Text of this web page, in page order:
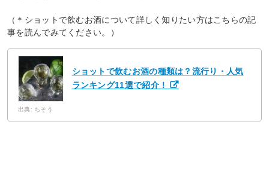
（＊ショットで飲むお酒について詳しく知りたい方はこちらの記
事を読んでみてください。）
ショットで飲むお酒の種類は？流行り・人気
ランキング11選で紹介！
出典: ちそう